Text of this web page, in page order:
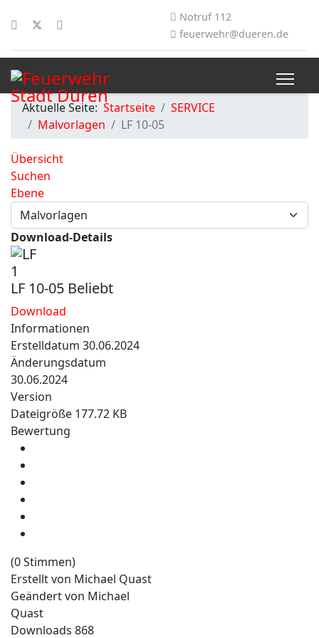
Notruf 112
feuerwehr@dueren.de
Aktuelle Seite: Startseite
SERVICE
Malvorlagen
LF 10-05
Übersicht
Suchen
Ebene
Download-Details
LF 10-05 Beliebt
Download
Informationen
Erstelldatum 30.06.2024
Änderungsdatum
30.06.2024
Version
Dateigröße 177.72 KB
Bewertung
(0 Stimmen)
Erstellt von Michael Quast
Geändert von Michael
Quast
Downloads 868